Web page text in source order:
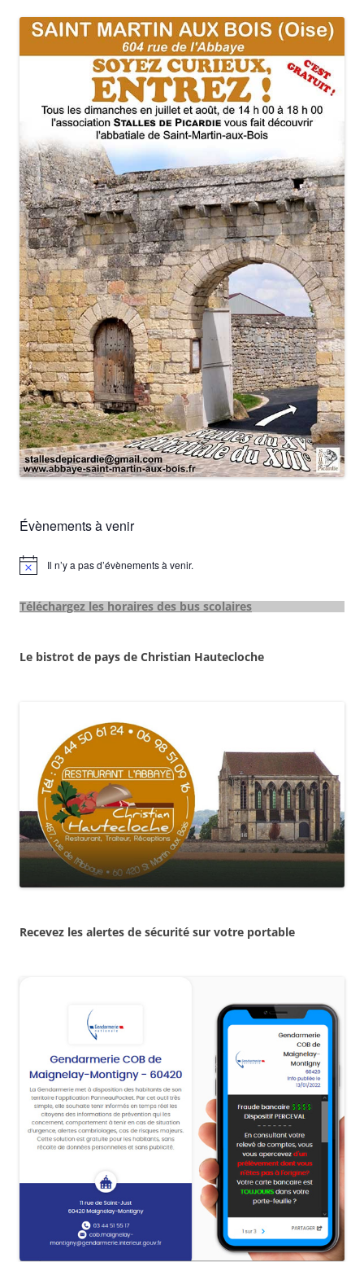
Évènements à venir
Notice Il n’y a pas d’évènements à venir.
Téléchargez les horaires des bus scolaires
Le bistrot de pays de Christian Hautecloche
Recevez les alertes de sécurité sur votre portable